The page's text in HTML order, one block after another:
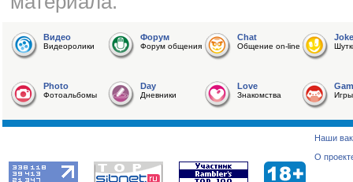
Видео
Видеоролики
Форум
Форум общения
Chat
Общение on-line
Joke
Photo
Фотоальбомы
Day
Дневники
Love
Знакомства Игры
Наши
О